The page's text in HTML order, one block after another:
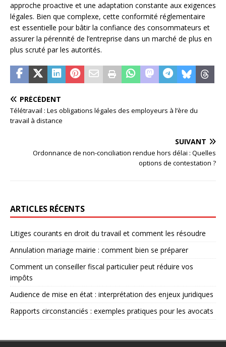
approche proactive et une adaptation constante aux exigences
légales. Bien que complexe, cette conformité réglementaire
est essentielle pour bâtir la confiance des consommateurs et
assurer la pérennité de l’entreprise dans un marché de plus en
plus scruté par les autorités.
PRÉCÉDENT
Télétravail : Les obligations légales des employeurs à l’ère du
travail à distance
SUIVANT
Ordonnance de non-conciliation rendue hors délai : Quelles
options de contestation ?
ARTICLES RÉCENTS
Litiges courants en droit du travail et comment les résoudre
Annulation mariage mairie : comment bien se préparer
Comment un conseiller fiscal particulier peut réduire vos
impôts
Audience de mise en état : interprétation des enjeux juridiques
Rapports circonstanciés : exemples pratiques pour les avocats